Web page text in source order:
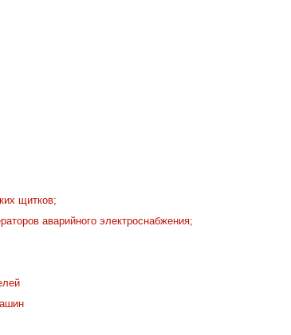
щитков;
аварийного электроснабжения;